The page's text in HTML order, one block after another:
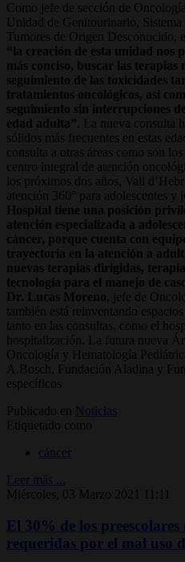
Como jefe de sección de
Unidad de Genitourinario,
Tumores de Origen Desconocido, el
“la creación de esta unidad nos
más conciso, buscar las terapias
seguimiento de las toxicidades
tratamientos oncológicos, así
seguimiento sin interrupciones
edad adulta” . La nueva consulta
sólidos más frecuentes en estas
consulta a otras áreas como son
centro integral de atención
los próximos dos años, Vall
atención 360° para adolescentes y
Hospital tiene una posición
atención especializada a
cáncer, porque cuenta con
trayectoria en la atención a
nuevas terapias dirigidas,
tecnología para el manejo de
Dr. Lucas Moreno , jefe de
también está reinventando
tanto en las consultas, como el
hospitalización. La futura nueva
Oncología y Hematología
A.Bosch, Fundación Aladina y
específicos
Publicado en
Noticias
Etiquetado como
cáncer
Leer más ...
Miércoles, 03 Marzo 2021 11:11
El 30% de los
requeridas por el mal uso